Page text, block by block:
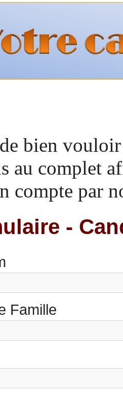
bien
au complet
compte par
-
Famille